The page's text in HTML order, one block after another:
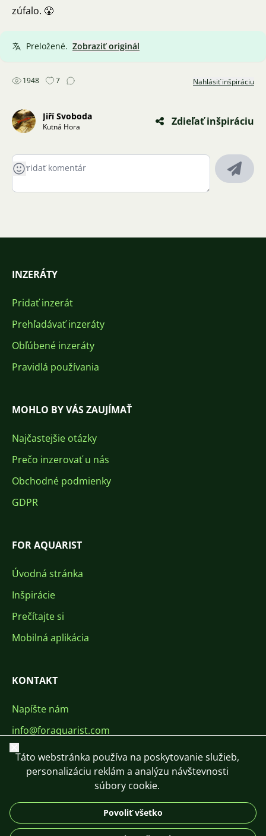
zúfalo. 😤
Preložené. Zobraziť originál
1948 7 Nahlásiť inšpiráciu
Jiří Svoboda
Kutná Hora Zdieľať inšpiráciu
INZERÁTY
Pridať inzerát
Prehľadávať inzeráty
Obľúbené inzeráty
Pravidlá používania
MOHLO BY VÁS ZAUJÍMAŤ
Najčastejšie otázky
Prečo inzerovať u nás
Obchodné podmienky
GDPR
FOR AQUARIST
Úvodná stránka
Inšpirácie
Prečítajte si
Mobilná aplikácia
KONTAKT
Napíšte nám
info@foraquarist.com
+420 603 449 602
Zavrieť
Táto webstránka používa na poskytovanie služieb,
personalizáciu reklám a analýzu návštevnosti
súbory cookie.
Povoliť všetko